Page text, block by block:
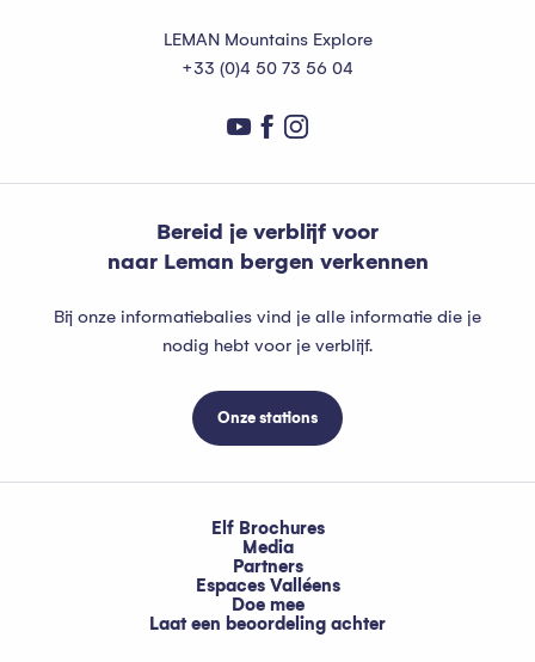
LEMAN Mountains Explore
+33 (0)4 50 73 56 04
Bereid je verblijf voor
naar Leman bergen verkennen
Bij onze informatiebalies vind je alle informatie die je
nodig hebt voor je verblijf.
Onze stations
Elf Brochures
Media
Partners
Espaces Valléens
Doe mee
Laat een beoordeling achter